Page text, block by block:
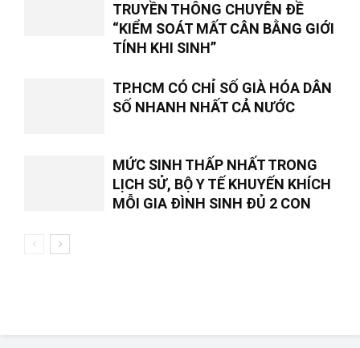
TRUYỀN THÔNG CHUYÊN ĐỀ
“KIỂM SOÁT MẤT CÂN BẰNG GIỚI
TÍNH KHI SINH”
TP.HCM CÓ CHỈ SỐ GIÀ HÓA DÂN
SỐ NHANH NHẤT CẢ NƯỚC
MỨC SINH THẤP NHẤT TRONG
LỊCH SỬ, BỘ Y TẾ KHUYẾN KHÍCH
MỖI GIA ĐÌNH SINH ĐỦ 2 CON